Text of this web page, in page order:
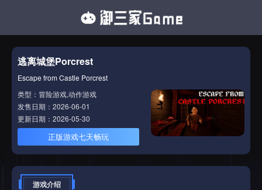
逃离城堡Porcrest
Escape from Castle Porcrest
类型：冒险游戏,动作游戏
发售日期：2026-06-01
更新日期：2026-05-30
正版游戏七天畅玩
游戏介绍